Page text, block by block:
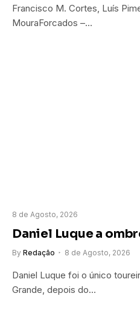
Francisco M. Cortes, Luís
MouraForcados –…
8 de Agosto, 2026
Daniel Luque a
By Redação 8 de Agosto, 2026
Daniel Luque foi o único
Grande, depois do…